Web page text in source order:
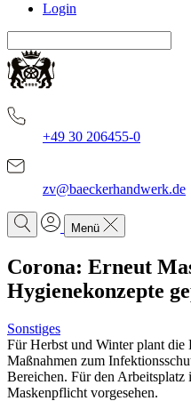
Login
+49 30 206455-0
zv@baeckerhandwerk.de
Menü
Corona: Erneut
Hygienekonzepte
Sonstiges
Für Herbst und Winter plant die
Maßnahmen zum
Bereichen. Für den Arbeitsplatz
Maskenpflicht vorgesehen.